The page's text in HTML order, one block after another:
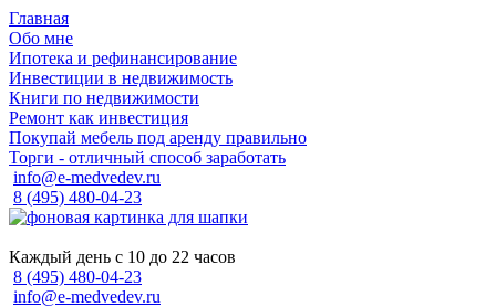
Главная
Обо мне
Ипотека и рефинансирование
Инвестиции в недвижимость
Книги по недвижимости
Ремонт как инвестиция
Покупай мебель под аренду правильно
Торги - отличный способ заработать
info@e-medvedev.ru
8 (495) 480-04-23
Каждый день с 10 до 22 часов
8 (495) 480-04-23
info@e-medvedev.ru